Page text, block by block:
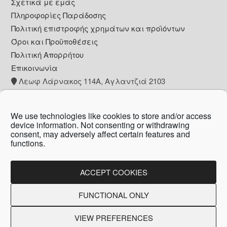
We use technologies like cookies to store and/or access
device information. Not consenting or withdrawing
consent, may adversely affect certain features and
functions.
ACCEPT COOKIES
FUNCTIONAL ONLY
VIEW PREFERENCES
Footer
Πληροφορίες Παράδοσης
Πολιτική επιστροφής χρημάτων και προϊόντων
Όροι και Προϋποθέσεις
Πολιτική Απορρήτου
Επικοινωνία
Λεωφ Λάρνακος 114Α, Αγλαντζιά 2103
Zanni Pharmacy
Created by:Blue Cloud Net